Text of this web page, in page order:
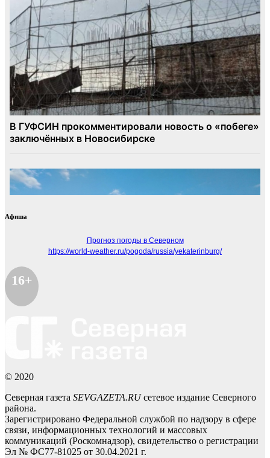
Афиша
Прогноз погоды в Северном
https://world-weather.ru/pogoda/russia/yekaterinburg/
16+
© 2020
Северная газета SEVGAZETA.RUсетевое издание Северного
района.
Зарегистрировано Федеральной службой по надзору в сфере
связи, информационных технологий и массовых
коммуникаций (Роскомнадзор), свидетельство о регистрации
Эл № ФС77-81025 от 30.04.2021 г.